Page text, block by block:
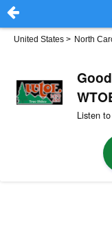
United States > North
Listen